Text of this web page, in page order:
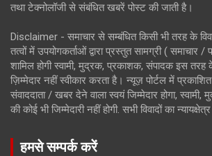
तथा टेक्नोलॉजी से संबंधित खबरें पोस्ट की जाती है।
Disclaimer - समाचार से सम्बंधित किसी भी तरह के
तत्वों में उपयोगकर्ताओं द्वारा प्रस्तुत सामग्री ( समाचार /
शामिल होगी स्वामी, मुद्रक, प्रकाशक, संपादक इस तरह
ज़िम्मेदार नहीं स्वीकार करता है। न्यूज़ पोर्टल में
संवाददाता / खबर देने वाला स्वयं जिम्मेदार होगा,
की कोई भी जिम्मेदारी नहीं होगी. सभी विवादों का
हमसे सम्पर्क करें